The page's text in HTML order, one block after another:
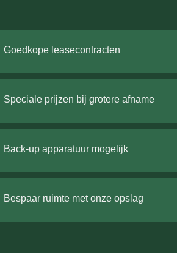
Goedkope leasecontracten
Speciale prijzen bij grotere afname
Back-up apparatuur mogelijk
Bespaar ruimte met onze opslag